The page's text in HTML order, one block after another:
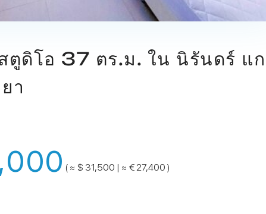
ตูดิโอ 37 ตร.ม. ใน นิรันดร์ แก
า
( ≈ $ 31,500 | ≈ € 27,400 )